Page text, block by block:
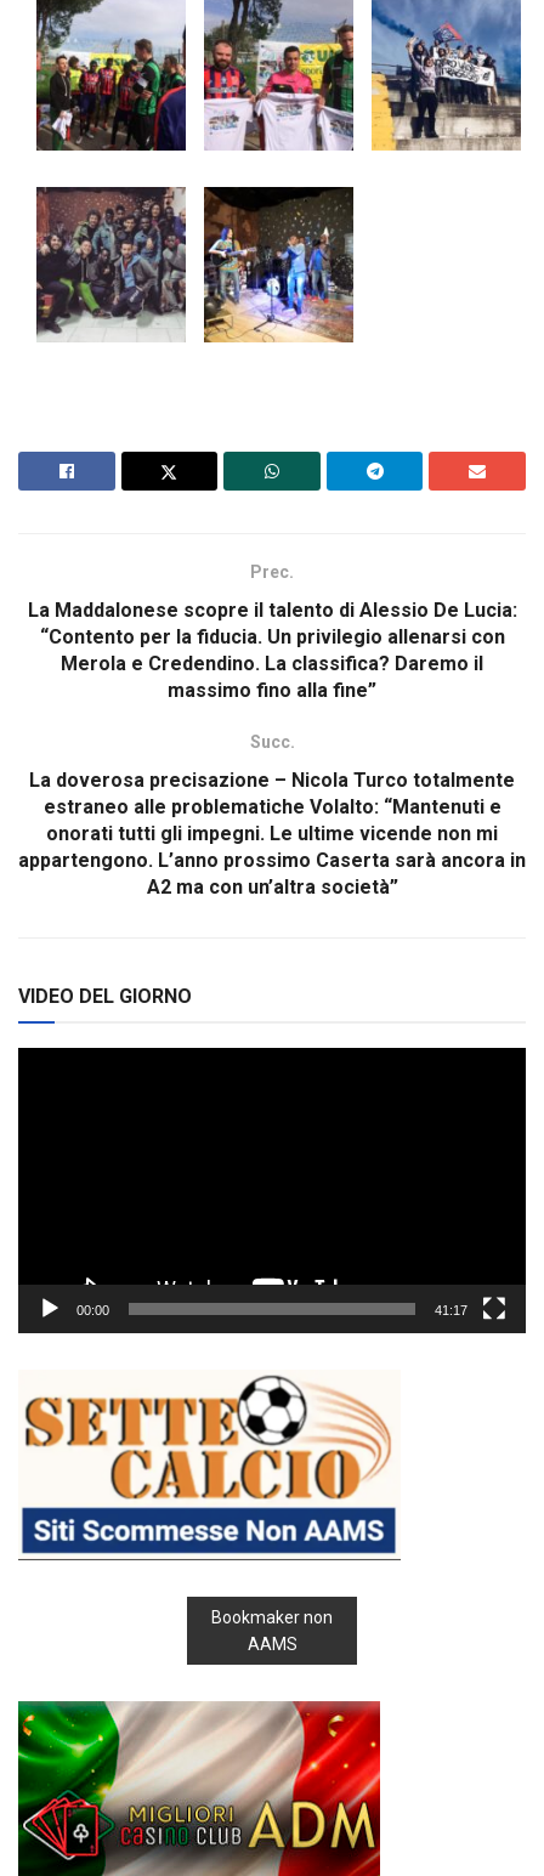
Prec.
La Maddalonese scopre il talento di Alessio De Lucia:
“Contento per la fiducia. Un privilegio allenarsi con
Merola e Credendino. La classifica? Daremo il
massimo fino alla fine”
Succ.
La doverosa precisazione – Nicola Turco totalmente
estraneo alle problematiche Volalto: “Mantenuti e
onorati tutti gli impegni. Le ultime vicende non mi
appartengono. L’anno prossimo Caserta sarà ancora in
A2 ma con un’altra società”
VIDEO DEL GIORNO
00:00 41:17
Bookmaker non
AAMS